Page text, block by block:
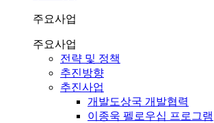
주요사업
주요사업
전략 및 정책
추진방향
추진사업
개발도상국 개발협력
이종욱 펠로우십 프로그램